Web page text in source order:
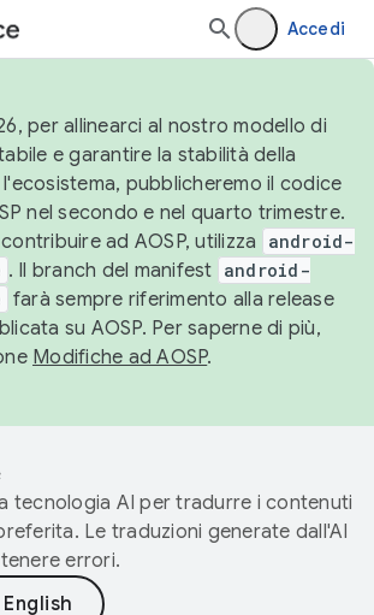
Accedi
per allinearci al nostro modello di
e garantire la stabilità della
pubblicheremo il codice
nel secondo e nel quarto trimestre.
ad AOSP, utilizza
android-
. Il branch del manifest android-
farà sempre riferimento alla release
su AOSP. Per saperne di più,
Modifiche ad AOSP.
tecnologia AI per tradurre i contenuti
Le traduzioni generate dall'AI
errori.